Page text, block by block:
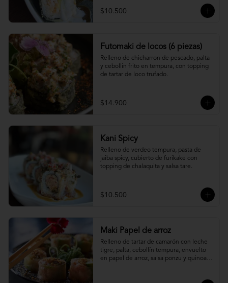
$10.500
Futomaki de locos (6 piezas)
Relleno de chicharron de pescado, palta
y cebollin frito en tempura, con topping
de tartar de loco trufado.
$14.900
Kani Spicy
Relleno de verdeo tempura, pasta de
jaiba spicy, cubierto de furikake con
topping de chalaquita y salsa tare.
$10.500
Maki Papel de arroz
Relleno de tartar de camarón con leche
tigre, palta, cebollín tempura, envuelto
en papel de arroz, salsa ponzu y quinoa